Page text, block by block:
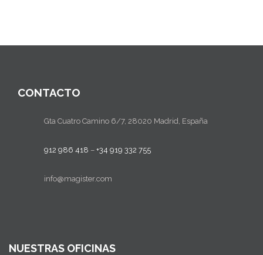
CONTACTO
Gta Cuatro Camino 6/7, 28020 Madrid, España
912 986 418 – +34 919 332 755
info@magister.com
NUESTRAS OFICINAS